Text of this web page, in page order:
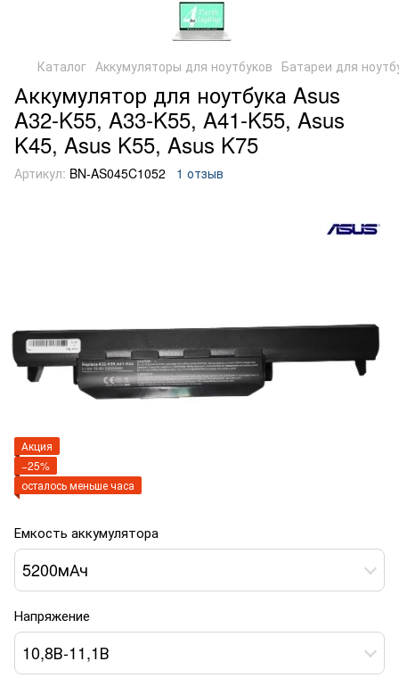
Каталог Аккумуляторы для ноутбуков Батареи для
Аккумулятор для ноутбука Asus
A32-K55, A33-K55, A41-K55, Asus
K45, Asus K55, Asus K75
Артикул: BN-AS045C1052 1 отзыв
Акция
−25%
осталось меньше часа
Емкость аккумулятора
5200мАч
Напряжение
10,8В-11,1В